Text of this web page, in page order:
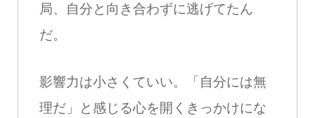
局、自分と向き合わずに逃げてたん
だ。
影響力は小さくていい。「自分には無
理だ」と感じる心を開くきっかけにな